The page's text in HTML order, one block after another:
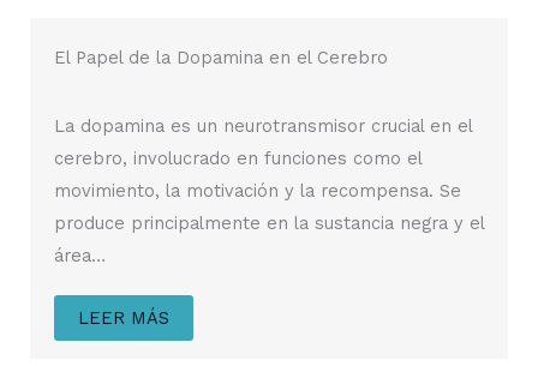
El Papel de la Dopamina en el Cerebro
La dopamina es un neurotransmisor crucial en el
cerebro, involucrado en funciones como el
movimiento, la motivación y la recompensa. Se
produce principalmente en la sustancia negra y el
área…
LEER MÁS